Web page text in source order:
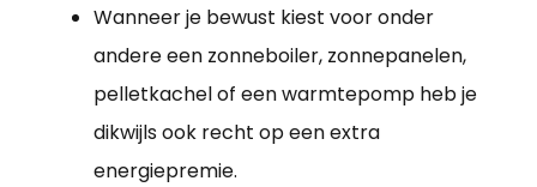
Wanneer je bewust kiest voor onder
andere een zonneboiler, zonnepanelen,
pelletkachel of een warmtepomp heb je
dikwijls ook recht op een extra
energiepremie.